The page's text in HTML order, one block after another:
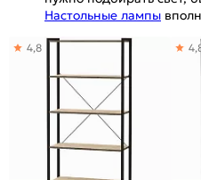
Настольные лампы
4,8